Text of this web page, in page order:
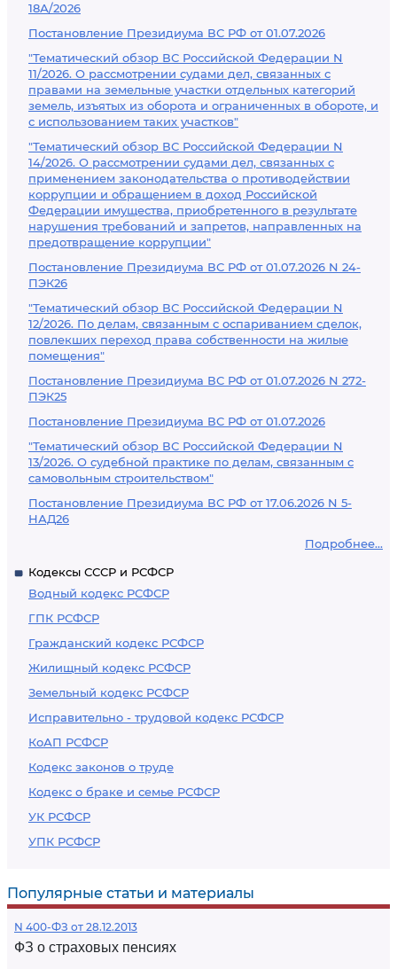
18А/2026
Постановление Президиума ВС РФ от 01.07.2026
"Тематический обзор ВС Российской Федерации N
11/2026. О рассмотрении судами дел, связанных с
правами на земельные участки отдельных категорий
земель, изъятых из оборота и ограниченных в обороте, и
с использованием таких участков"
"Тематический обзор ВС Российской Федерации N
14/2026. О рассмотрении судами дел, связанных с
применением законодательства о противодействии
коррупции и обращением в доход Российской
Федерации имущества, приобретенного в результате
нарушения требований и запретов, направленных на
предотвращение коррупции"
Постановление Президиума ВС РФ от 01.07.2026 N 24-
ПЭК26
"Тематический обзор ВС Российской Федерации N
12/2026. По делам, связанным с оспариванием сделок,
повлекших переход права собственности на жилые
помещения"
Постановление Президиума ВС РФ от 01.07.2026 N 272-
ПЭК25
Постановление Президиума ВС РФ от 01.07.2026
"Тематический обзор ВС Российской Федерации N
13/2026. О судебной практике по делам, связанным с
самовольным строительством"
Постановление Президиума ВС РФ от 17.06.2026 N 5-
НАД26
Подробнее...
Кодексы СССР и РСФСР
Водный кодекс РСФСР
ГПК РСФСР
Гражданский кодекс РСФСР
Жилищный кодекс РСФСР
Земельный кодекс РСФСР
Исправительно - трудовой кодекс РСФСР
КоАП РСФСР
Кодекс законов о труде
Кодекс о браке и семье РСФСР
УК РСФСР
УПК РСФСР
Популярные статьи и материалы
N 400-ФЗ от 28.12.2013
ФЗ о страховых пенсиях